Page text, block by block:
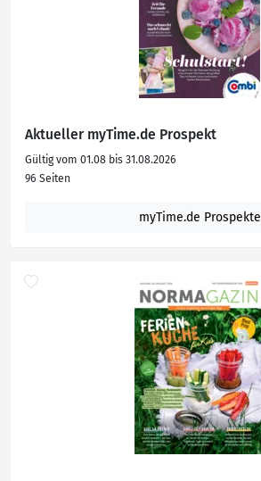
Aktueller myTime.de Prospekt
Gültig vom 01.08 bis 31.08.2026
96 Seiten
myTime.de Prospekte